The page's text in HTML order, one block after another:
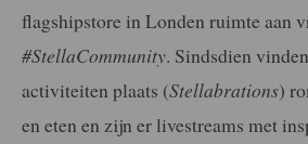
flagshipstore in Londen ruimte aan
#StellaCommunity. Sindsdien
activiteiten plaats (Stellabrations)
en eten en zijn er livestreams met